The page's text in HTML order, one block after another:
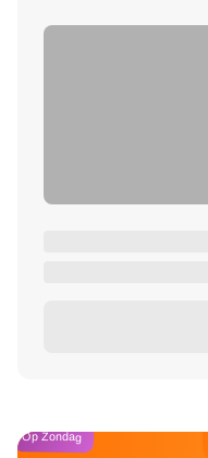
Op Zondag